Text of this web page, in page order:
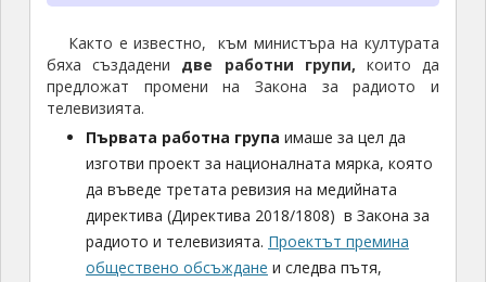
Както е известно, към министъра на културата
бяха създадени две работни групи, които да
предложат промени на Закона за радиото и
телевизията.
Първата работна група имаше за цел да
изготви проект за националната мярка, която
да въведе третата ревизия на медийната
директива (Директива 2018/1808) в Закона за
радиото и телевизията. Проектът премина
обществено обсъждане и следва пътя,